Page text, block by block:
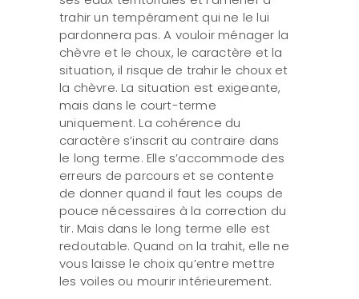
trahir un tempérament qui ne le lui
pardonnera pas. A vouloir ménager la
chèvre et le choux, le caractère et la
situation, il risque de trahir le choux et
la chèvre. La situation est exigeante,
mais dans le court-terme
uniquement. La cohérence du
caractère s’inscrit au contraire dans
le long terme. Elle s’accommode des
erreurs de parcours et se contente
de donner quand il faut les coups de
pouce nécessaires à la correction du
tir. Mais dans le long terme elle est
redoutable. Quand on la trahit, elle ne
vous laisse le choix qu’entre mettre
les voiles ou mourir intérieurement.